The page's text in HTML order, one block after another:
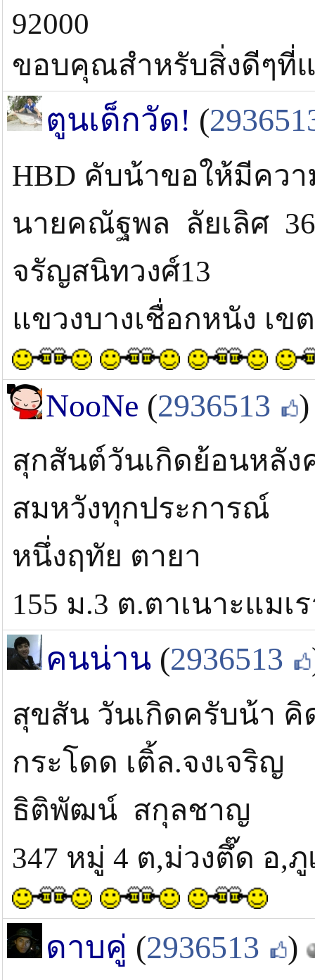
92000
ขอบคุณสำหรับสิ่งดีๆที่
ตูนเด็กวัด! (
HBD คับน้าขอให้มีคว
นายคณัฐพล ลัยเลิศ
จรัญสนิทวงศ์13
แขวงบางเชื่อกหนัง เข
NooNe (2936513 )
สุกสันต์วันเกิดย้อนหลัง
สมหวังทุกประการณ์
หนึ่งฤทัย ตายา
155 ม.3 ต.ตาเนาะแมเ
คนน่าน (2936513
สุขสัน วันเกิดครับน้า
กระโดด เติ้ล.จงเจริญ
ธิติพัฒน์ สกุลชาญ
347 หมู่ 4 ต,ม่วงตึ๊ด อ,
ดาบคู่ (2936513 )